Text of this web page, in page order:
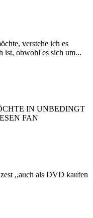
verstehe ich es
ist, obwohl es sich um...
IN UNBEDINGT
FAN
,,auch als DVD kaufen